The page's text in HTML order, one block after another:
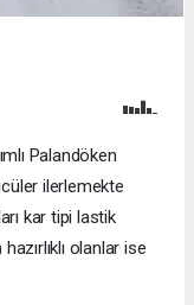
Palandöken
ilerlemekte
kar tipi lastik
olanlar ise